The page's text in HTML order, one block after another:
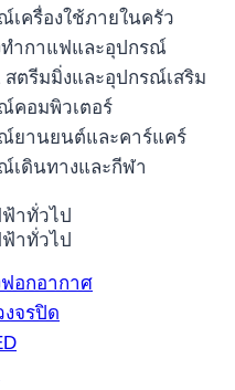
เครื่องใช้ภายในครัว
ทำกาแฟและอุปกรณ์
สตรีมมิ่งและอุปกรณ์เสริม
คอมพิวเตอร์
ยานยนต์และคาร์แคร์
เดินทางและกีฬา
ฟ้าทั่วไป
ฟ้าทั่วไป
ฟอกอากาศ
งจรปิด